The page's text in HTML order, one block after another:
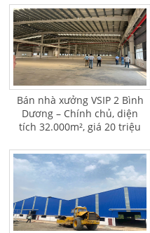
Bán nhà xưởng VSIP 2 Bình
Dương – Chính chủ, diện
tích 32.000m², giá 20 triệu